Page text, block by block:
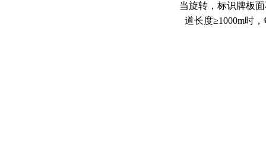
当旋转，标识牌板
道长度≥1000m时